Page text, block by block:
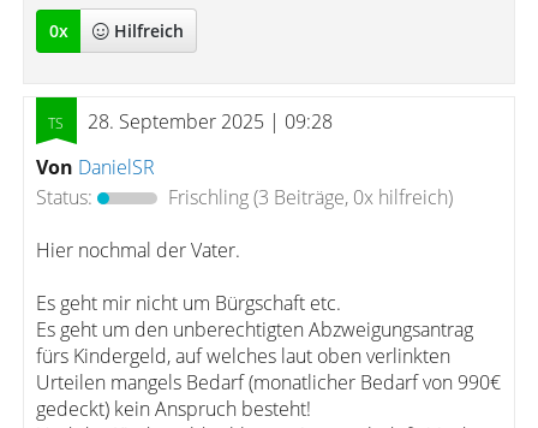
0x Hilfreich
28. September 2025 | 09:28
Von DanielSR
Status:
Frischling(3 Beiträge, 0x hilfreich)
Hier nochmal der Vater.
Es geht mir nicht um Bürgschaft etc.
Es geht um den unberechtigten Abzweigungsantrag
fürs Kindergeld, auf welches laut oben verlinkten
Urteilen mangels Bedarf (monatlicher Bedarf von 990€
gedeckt) kein Anspruch besteht!